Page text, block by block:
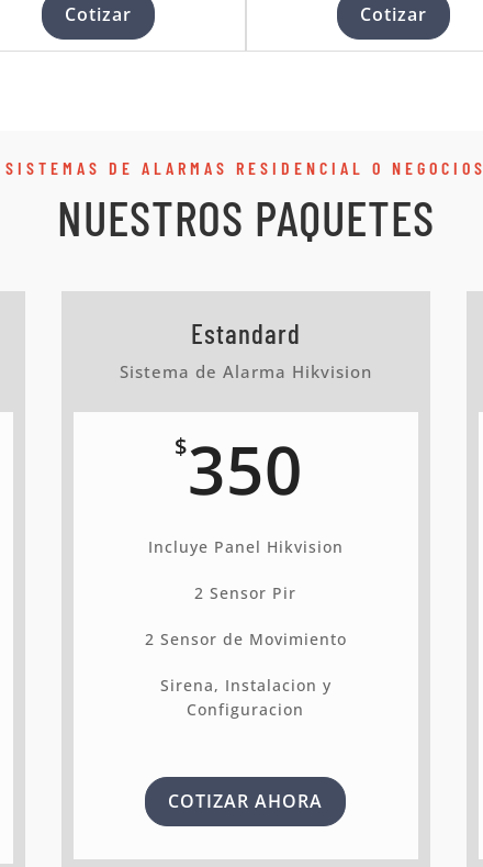
Cotizar Cotizar
SISTEMAS DE ALARMAS RESIDENCIAL O NEGOCIOS
NUESTROS PAQUETES
Estandard
Sistema de Alarma Hikvision
$350
Incluye Panel Hikvision
2 Sensor Pir
2 Sensor de Movimiento
Sirena, Instalacion y
Configuracion
COTIZAR AHORA